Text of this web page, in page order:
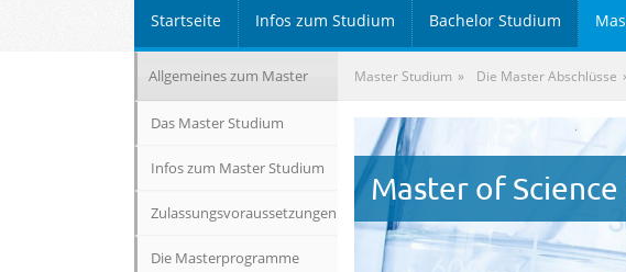
Startseite Infos zum Studium Bachelor Studium
Master Studium Die Master Abschlüsse
Master of Science
Allgemeines zum Master
Das Master Studium
Infos zum Master Studium
Zulassungsvoraussetzungen
Die Masterprogramme